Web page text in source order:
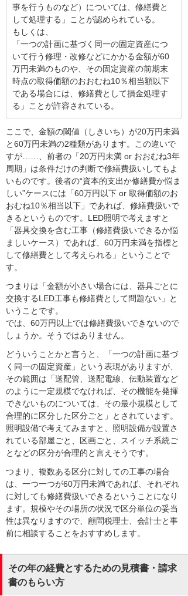
事を行うものなど）については、修繕費と
して処理する」ことが認められている。
もしくは、
「一つの計画に基づく同一の固定資産につ
いて行う修理・改修などにかかる金額が60
万円未満のものや、その固定資産の前期末
時点の取得価額のおおむね10％相当額以下
である場合には、修繕費として損金処理す
る」ことが許容されている。
ここで、金額の閾値（しきいち）が20万円未満
と60万円未満の2種類があります。この違いで
すが……、前者の「20万円未満 or おおむね3年
周期」は条件だけの判断で修繕費扱いしてもよ
いものです。後者の“資本的支出か修繕費か悩ま
しい”ケースには「60万円以下 or 取得価額のお
おむね10％相当以下」であれば、修繕費扱いで
きるというものです。LED照明で考えますと
「器具交換を含む工事（修繕費扱いできるか悩
ましいケース）であれば、60万円未満を指標と
して修繕費として考えられる」ということで
す。
つまりは「金額が小さい場合には、器具ごとに
交換するLED工事も修繕費として問題ない」と
いうことです。
では、60万円以上では修繕費扱いできないので
しょうか。そうではありません。
どういうことかと言うと、「一つの計画に基づ
く同一の固定資産」という表現がありますが、
その範囲は「送配管、送配電線、伝動装置など
のように一定規模でなければ、その機能を発揮
できないものについては、その最小規模として
合理的に区分した区分ごと」とされています。
照明設備で考えてみますと、照明設備が設置さ
れている部屋ごと、区画ごと、スイッチ系統ご
となどの区分が合理的と言えそうです。
つまり、複数ある区分に対しての工事の場合
は、一つ一つが60万円未満であれば、それぞれ
に対しても修繕費扱いできるということになり
ます。規模やその場所の状況で区分単位の妥当
性は異なりますので、顧問税理士、会計士と事
前に相談することをおすすめします。
その年の経費とするための見積書・請求
書のもらい方